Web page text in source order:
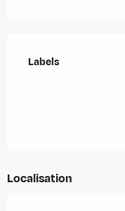
Labels
Labels
Localisation